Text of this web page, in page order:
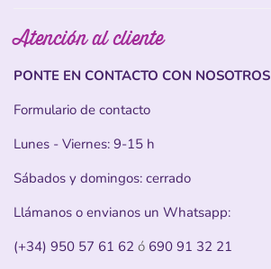
Atención al cliente
PONTE EN CONTACTO CON NOSOTROS
Formulario de contacto
Lunes - Viernes: 9-15 h
Sábados y domingos: cerrado
Llámanos o envianos un Whatsapp:
(+34) 950 57 61 62 ó 690 91 32 21